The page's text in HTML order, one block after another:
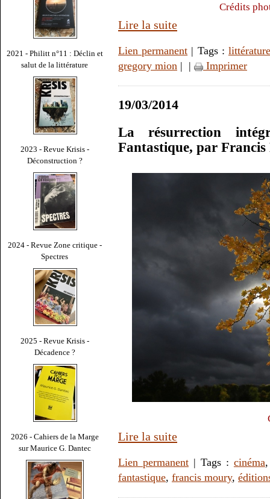
2021 - Philitt n°11 : Déclin et
salut de la littérature
2023 - Revue Krisis -
Déconstruction ?
2024 - Revue Zone critique -
Spectres
2025 - Revue Krisis -
Décadence ?
2026 - Cahiers de la Marge
sur Maurice G. Dantec
Crédits
Lire la suite
Lien permanent | Tags : littérature
gregory mion | | Imprimer
19/03/2014
La résurrection
Fantastique, par
Lire la suite
Lien permanent| Tags : cinéma
fantastique, francis moury,